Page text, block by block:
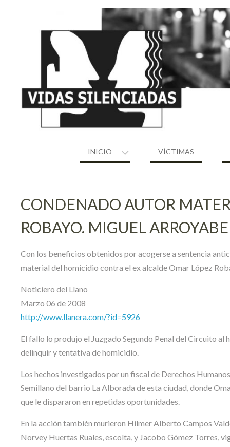
INICIO VÍCTIMAS
CONDENADO AUTOR
ROBAYO. MIGUEL
Con los beneficios obtenidos por acogerse a sentencia
material del homicidio contra el ex alcalde Omar López
Noticiero del Llano
Marzo 06 de 2008
http://www.llanera.com/?id=5926
El fallo lo produjo el Juzgado Segundo Penal del Circuito
delinquir y tentativa de homicidio.
Los hechos investigados por un fiscal de Derechos
Semillano del barrio La Alborada de esta ciudad, donde
que le dispararon en repetidas oportunidades.
En la acción también murieron Hilmer Alberto Campos
Norvey Huertas Ruales, escolta, y Jacobo Gómez Torres,